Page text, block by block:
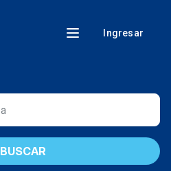
Ingresar
BUSCAR